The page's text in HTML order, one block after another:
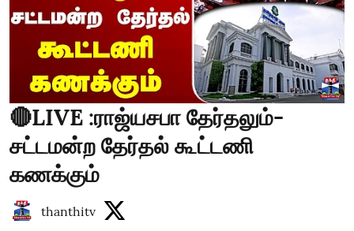
🔴LIVE :ராஜ்யசபா தேர்தலும்-
சட்டமன்ற தேர்தல் கூட்டணி
கணக்கும்
thanthitv